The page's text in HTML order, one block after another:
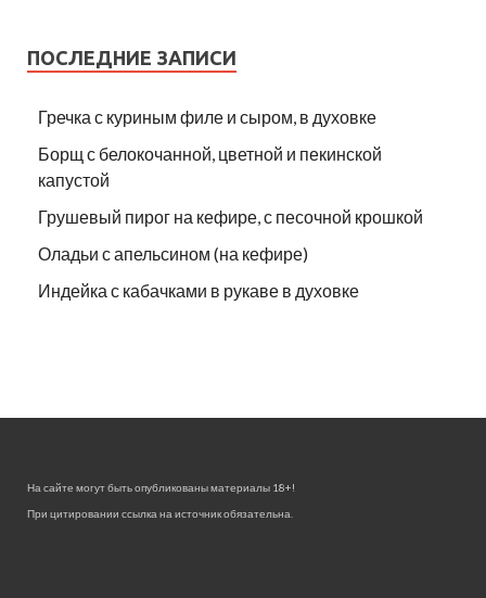
ПОСЛЕДНИЕ ЗАПИСИ
Гречка с куриным филе и сыром, в духовке
Борщ с белокочанной, цветной и пекинской
капустой
Грушевый пирог на кефире, с песочной крошкой
Оладьи с апельсином (на кефире)
Индейка с кабачками в рукаве в духовке
На сайте могут быть опубликованы материалы 18+!
При цитировании ссылка на источник обязательна.